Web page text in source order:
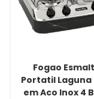
Fogao
Portatil Laguna
em Aco Inox 4